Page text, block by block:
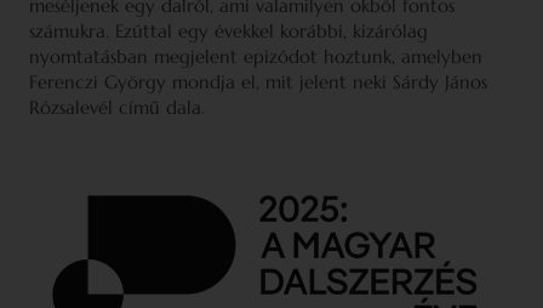
meséljenek egy dalról, ami valamilyen okból fontos
számukra. Ezúttal egy évekkel korábbi, kizárólag
nyomtatásban megjelent epizódot hoztunk, amelyben
Ferenczi György mondja el, mit jelent neki Sárdy János
Rózsalevél című dala.